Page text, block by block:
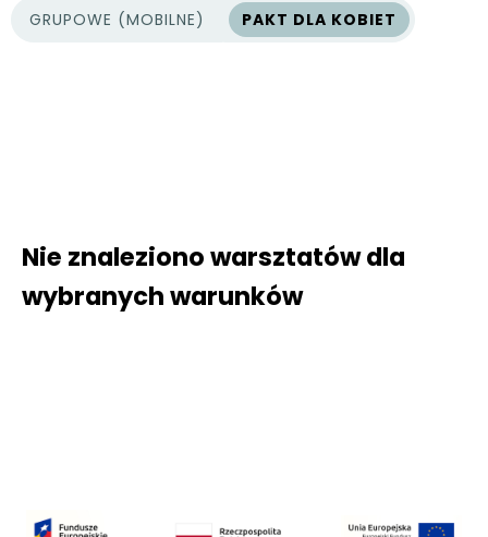
GRUPOWE (MOBILNE) PAKT DLA KOBIET
Nie znaleziono warsztatów dla
wybranych warunków